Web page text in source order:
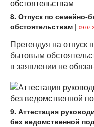
8. Отпуск по семейно-
обстоятельствам|
Претендуя на отпуск
бытовым
в заявлении не
9. Аттестация
без ведомственной